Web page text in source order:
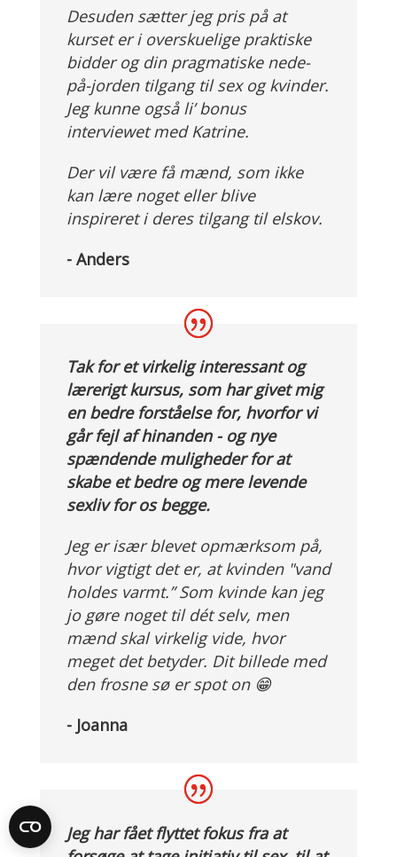
Desuden sætter jeg pris på at
kurset er i overskuelige praktiske
bidder og din pragmatiske nede-
på-jorden tilgang til sex og kvinder.
Jeg kunne også li’ bonus
interviewet med Katrine.
Der vil være få mænd, som ikke
kan lære noget eller blive
inspireret i deres tilgang til elskov.
- Anders
Tak for et virkelig interessant og
lærerigt kursus, som har givet mig
en bedre forståelse for, hvorfor vi
går fejl af hinanden - og nye
spændende muligheder for at
skabe et bedre og mere levende
sexliv for os begge.
Jeg er især blevet opmærksom på,
hvor vigtigt det er, at kvinden "vand
holdes varmt.” Som kvinde kan jeg
jo gøre noget til dét selv, men
mænd skal virkelig vide, hvor
meget det betyder. Dit billede med
den frosne sø er spot on 😁
- Joanna
Jeg har fået flyttet fokus fra at